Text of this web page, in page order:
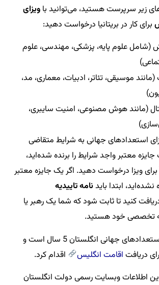
زیر سرپرست هستید، می‌توانید با ویزای
برای کار در بریتانیا درخواست دهید:
(شامل علوم پایه، پزشکی، مهندسی، علوم
موسیقی، تئاتر، ادبیات، معماری، مد،
(مانند هوش مصنوعی، امنیت سایبری،
استعدادهای جهانی به شرایط متقاضی
معتبر واجد شرایط را برنده شده‌اید،
ویزا درخواست دهید. اگر یک جایزه معتبر
ابتدا باید نامه تاییدیه
کنید تا ثابت شود که شما یک رهبر یا
تخصصی خود هستید.
مدت اعتبار ویزای استعدادهای جهانی انگلستان 5 سال است و
دریافت اقامت انگلیس
اقدام کرد.
اطلاعات وبسایت رسمی دولت انگلستان